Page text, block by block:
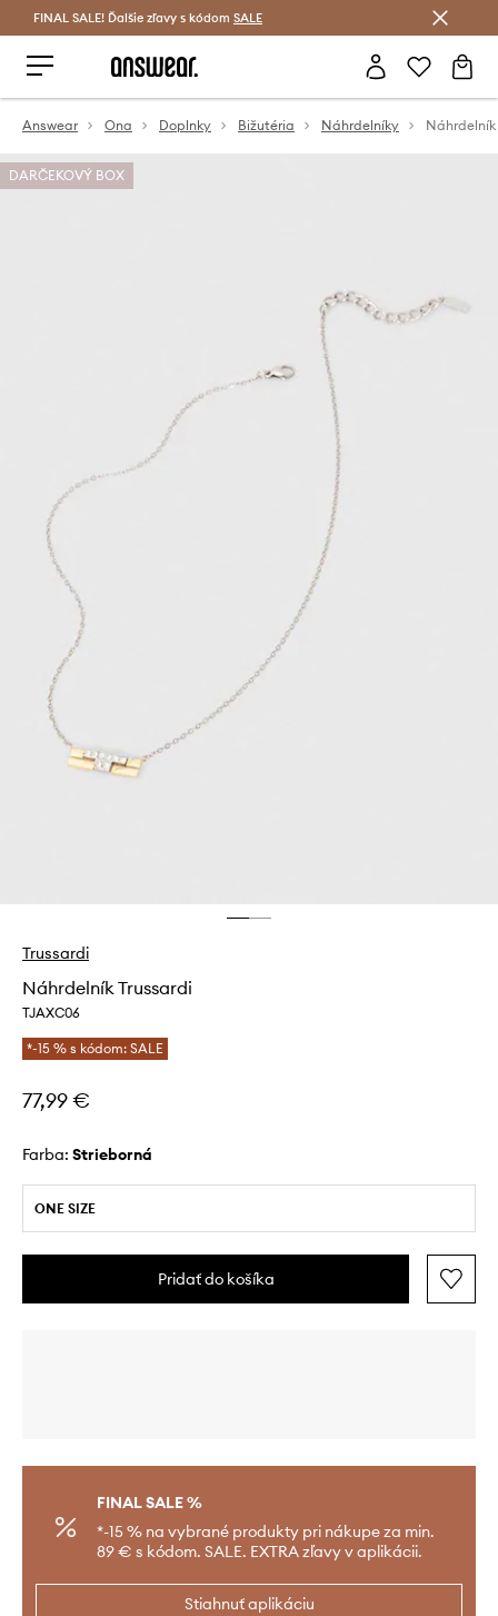
Šetrite s Answear Club >
FINAL SALE! Ďalšie zľavy s kódom SALE
Answear Ona Doplnky Bižutéria Náhrdelníky
DARČEKOVÝ BOX
Trussardi
Náhrdelník Trussardi
TJAXC06
*-15 % s kódom: SALE
77,99 €
Farba: strieborná
ONE SIZE
Pridať do košíka
FINAL SALE %
*-15 % na vybrané produkty pri nákupe za min.
89 € s kódom. SALE. EXTRA zľavy v aplikácii.
Stiahnuť aplikáciu